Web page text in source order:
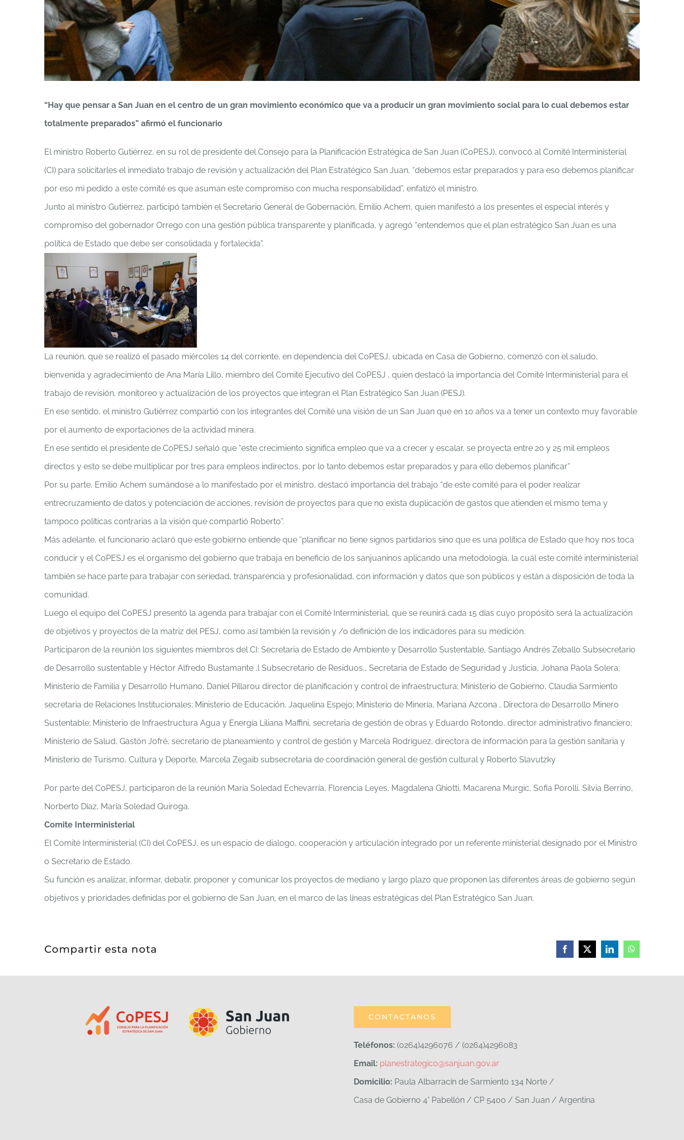
“Hay que pensar a San Juan en el centro de un gran movimiento económico que va a producir un gran movimiento social para lo cual debemos estar
totalmente preparados” afirmó el funcionario
El ministro Roberto Gutiérrez, en su rol de presidente del Consejo para la Planificación Estratégica de San Juan (CoPESJ), convocó al Comité Interministerial
(CI) para solicitarles el inmediato trabajo de revisión y actualización del Plan Estratégico San Juan, “debemos estar preparados y para eso debemos planificar
por eso mi pedido a este comité es que asuman este compromiso con mucha responsabilidad”, enfatizó el ministro.
Junto al ministro Gutiérrez, participó también el Secretario General de Gobernación, Emilio Achem, quien manifestó a los presentes el especial interés y
compromiso del gobernador Orrego con una gestión pública transparente y planificada, y agregó “entendemos que el plan estratégico San Juan es una
política de Estado que debe ser consolidada y fortalecida”.
La reunión, que se realizó el pasado miércoles 14 del corriente, en dependencia del CoPESJ, ubicada en Casa de Gobierno, comenzó con el saludo,
bienvenida y agradecimiento de Ana María Lillo, miembro del Comité Ejecutivo del CoPESJ , quien destacó la importancia del Comité Interministerial para el
trabajo de revisión, monitoreo y actualización de los proyectos que integran el Plan Estratégico San Juan (PESJ).
En ese sentido, el ministro Gutiérrez compartió con los integrantes del Comité una visión de un San Juan que en 10 años va a tener un contexto muy favorable
por el aumento de exportaciones de la actividad minera.
En ese sentido el presidente de CoPESJ señaló que “este crecimiento significa empleo que va a crecer y escalar, se proyecta entre 20 y 25 mil empleos
directos y esto se debe multiplicar por tres para empleos indirectos, por lo tanto debemos estar preparados y para ello debemos planificar”
Por su parte, Emilio Achem sumándose a lo manifestado por el ministro, destacó importancia del trabajo “de este comité para el poder realizar
entrecruzamiento de datos y potenciación de acciones, revisión de proyectos para que no exista duplicación de gastos que atienden el mismo tema y
tampoco políticas contrarias a la visión que compartió Roberto”.
Más adelante, el funcionario aclaró que este gobierno entiende que “planificar no tiene signos partidarios sino que es una política de Estado que hoy nos toca
conducir y el CoPESJ es el organismo del gobierno que trabaja en beneficio de los sanjuaninos aplicando una metodología, la cuál este comité interministerial
también se hace parte para trabajar con seriedad, transparencia y profesionalidad, con información y datos que son públicos y están a disposición de toda la
comunidad.
Luego el equipo del CoPESJ presentó la agenda para trabajar con el Comité Interministerial, que se reunirá cada 15 días cuyo propósito será la actualización
de objetivos y proyectos de la matriz del PESJ, como así también la revisión y /o definición de los indicadores para su medición.
Participaron de la reunión los siguientes miembros del CI: Secretaria de Estado de Ambiente y Desarrollo Sustentable, Santiago Andrés Zeballo Subsecretario
de Desarrollo sustentable y Héctor Alfredo Bustamante ,l Subsecretario de Residuos,, Secretaria de Estado de Seguridad y Justicia, Johana Paola Solera;
Ministerio de Familia y Desarrollo Humano, Daniel Pillarou director de planificación y control de infraestructura; Ministerio de Gobierno, Claudia Sarmiento
secretaria de Relaciones Institucionales; Ministerio de Educación, Jaquelina Espejo; Ministerio de Minería, Mariana Azcona , Directora de Desarrollo Minero
Sustentable; Ministerio de Infraestructura Agua y Energía Liliana Maffini, secretaria de gestión de obras y Eduardo Rotondo, director administrativo financiero;
Ministerio de Salud, Gastón Jofré, secretario de planeamiento y control de gestión y Marcela Rodríguez, directora de información para la gestión sanitaria y
Ministerio de Turismo, Cultura y Deporte, Marcela Zegaib subsecretaria de coordinación general de gestión cultural y Roberto Slavutzky
Por parte del CoPESJ, participaron de la reunión María Soledad Echevarría, Florencia Leyes, Magdalena Ghiotti, Macarena Murgic, Sofia Porolli, Silvia Berrino,
Norberto Díaz, María Soledad Quiroga.
Comite Interministerial
El Comité Interministerial (CI) del CoPESJ, es un espacio de dialogo, cooperación y articulación integrado por un referente ministerial designado por el Ministro
o Secretario de Estado.
Su función es analizar, informar, debatir, proponer y comunicar los proyectos de mediano y largo plazo que proponen las diferentes áreas de gobierno según
objetivos y prioridades definidas por el gobierno de San Juan, en el marco de las líneas estratégicas del Plan Estratégico San Juan.
Compartir esta nota Facebook
X LinkedInWhatsApp
CONTACTANOS
Teléfonos: (0264)4296076 / (0264)4296083
Email: planestrategico@sanjuan.gov.ar
Domicilio: Paula Albarracín de Sarmiento 134 Norte /
Casa de Gobierno 4° Pabellón / CP 5400 / San Juan / Argentina